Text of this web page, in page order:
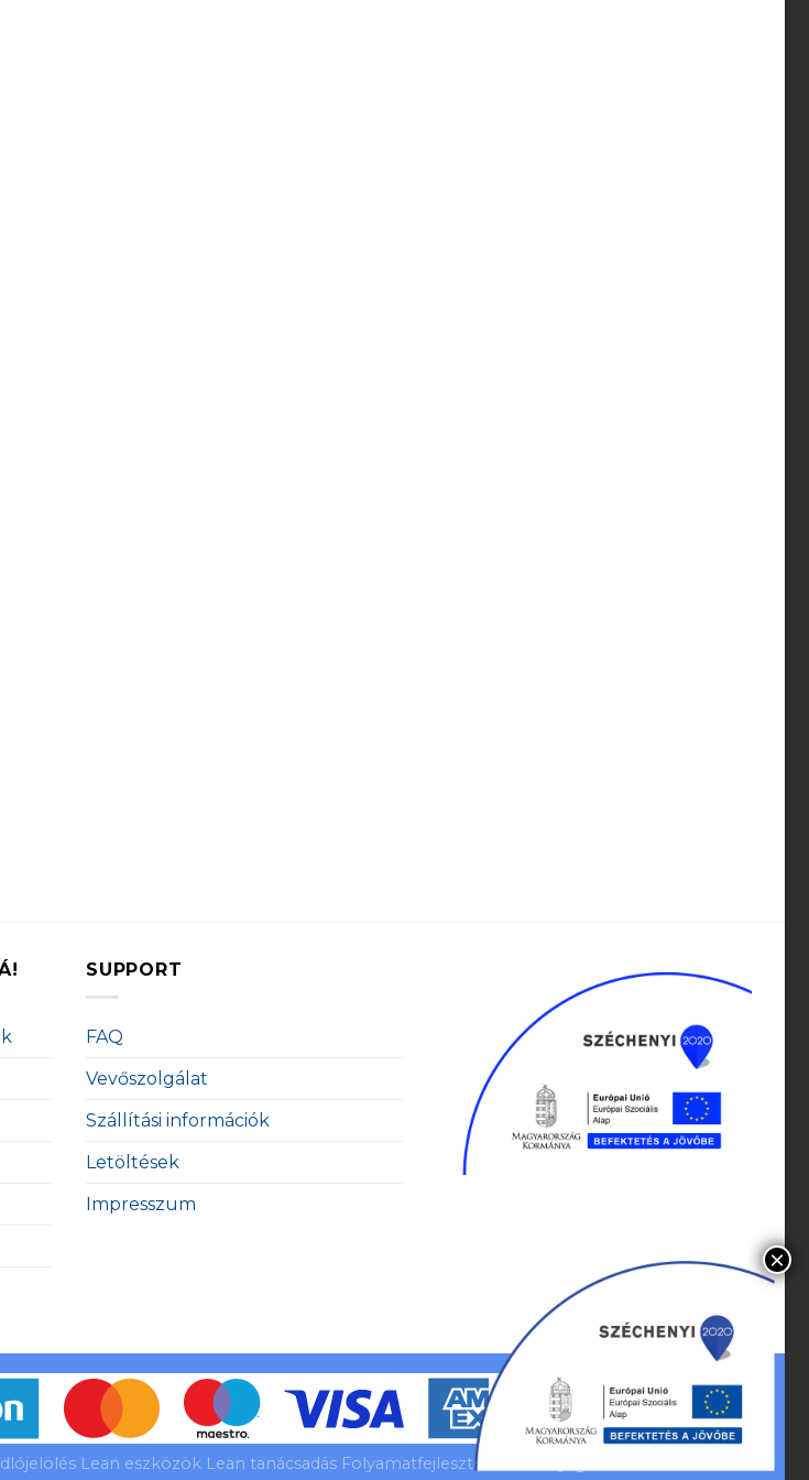
SUPPORT
FAQ
Vevőszolgálat
Szállítási információk
Letöltések
Impresszum
Lean eszközök Lean tanácsadás Folyamatfejlesztés Minden jog fenntartva